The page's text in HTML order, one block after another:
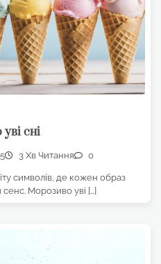
сні
3 Хв Читання 0
символів, де кожен образ
Морозиво уві […]